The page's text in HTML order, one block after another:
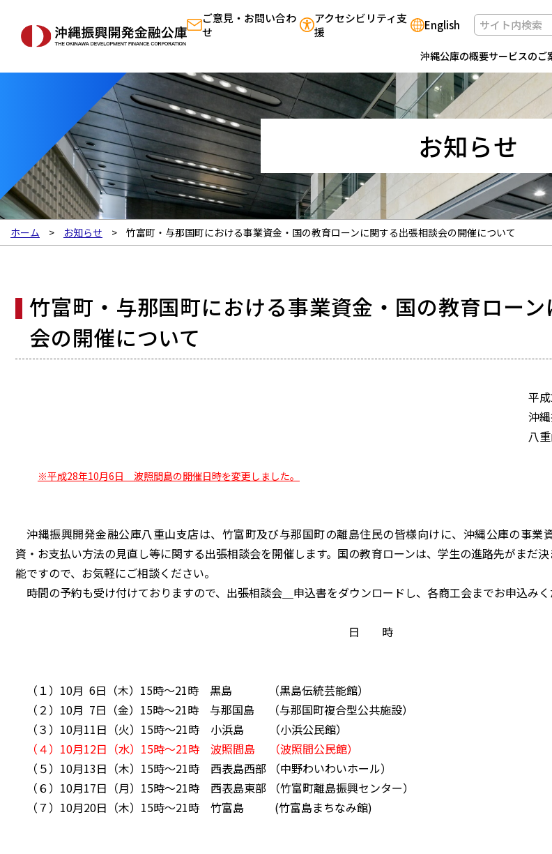
ご意見・お問い合わ
せ
アクセシビリティ支
援
English
沖縄公庫の概要サービスのご
お知らせ
ホーム お知らせ 竹富町・与那国町における事業資金・国の教育ローンに関する出張相談会の開催について
竹富町・与那国町における事業資金・国の教育ロー
会の開催について
平成28年9月23
沖縄振興開発金融
八重山支
※平成28年10月6日 波照間島の開催日時を変更しました。
沖縄振興開発金融公庫八重山支店は、竹富町及び与那国町の離島住民の皆様向けに、沖縄公庫の事業
資・お支払い方法の見直し等に関する出張相談会を開催します。国の教育ローンは、学生の進路先がまだ
能ですので、お気軽にご相談ください。
時間の予約も受け付けておりますので、出張相談会＿申込書をダウンロードし、各商工会までお申込みく
日 時
（１）10月 6日（木）15時～21時 黒島 （黒島伝統芸能館）
（２）10月 7日（金）15時～21時 与那国島 （与那国町複合型公共施設）
（３）10月11日（火）15時～21時 小浜島 （小浜公民館）
（４）10月12日（水）15時～21時 波照間島 （波照間公民館）
（５）10月13日（木）15時～21時 西表島西部 （中野わいわいホール）
（６）10月17日（月）15時～21時 西表島東部 （竹富町離島振興センター）
（７）10月20日（木）15時～21時 竹富島 (竹富島まちなみ館)